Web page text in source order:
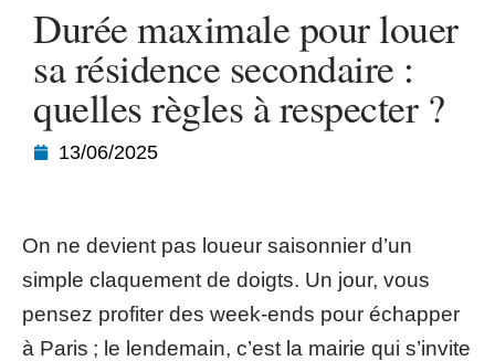
Durée maximale pour louer
sa résidence secondaire :
quelles règles à respecter ?
13/06/2025
On ne devient pas loueur saisonnier d’un
simple claquement de doigts. Un jour, vous
pensez profiter des week-ends pour échapper
à Paris ; le lendemain, c’est la mairie qui s’invite